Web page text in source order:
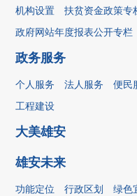
机构设置 扶贫资金政策专
政府网站年度报表公开专栏
政务服务
个人服务 法人服务 便民
工程建设
大美雄安
雄安未来
功能定位 行政区划 绿色